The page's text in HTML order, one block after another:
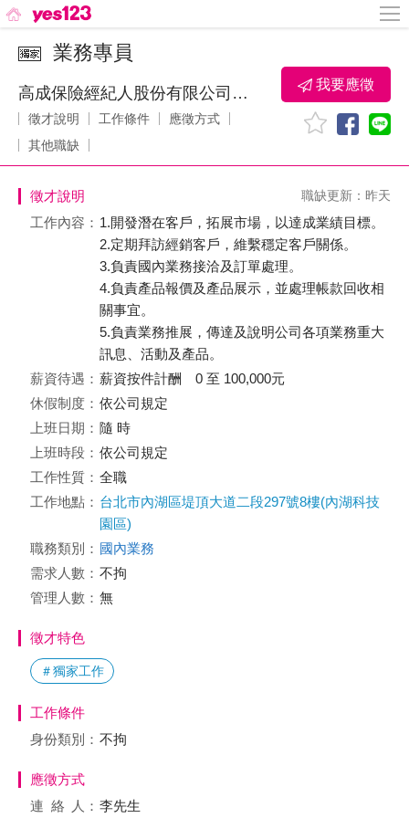
業務專員
高成保險經紀人股份有限公司：新竹分公司
徵才說明 工作條件
應徵方式
其他職缺
我要應徵
徵才說明 職缺更新：昨天
工作內容： 1.開發潛在客戶，拓展市場，以達成業績目標。
2.定期拜訪經銷客戶，維繫穩定客戶關係。
3.負責國內業務接洽及訂單處理。
4.負責產品報價及產品展示，並處理帳款回收相
關事宜。
5.負責業務推展，傳達及說明公司各項業務重大
訊息、活動及產品。
薪資待遇： 薪資按件計酬 0 至 100,000元
休假制度： 依公司規定
上班日期： 隨 時
上班時段： 依公司規定
工作性質： 全職
工作地點： 台北市內湖區堤頂大道二段297號8樓(內湖科技
園區)
職務類別： 國內業務
需求人數： 不拘
管理人數： 無
徵才特色
＃獨家工作
工作條件
身份類別： 不拘
應徵方式
連絡
人： 李先生